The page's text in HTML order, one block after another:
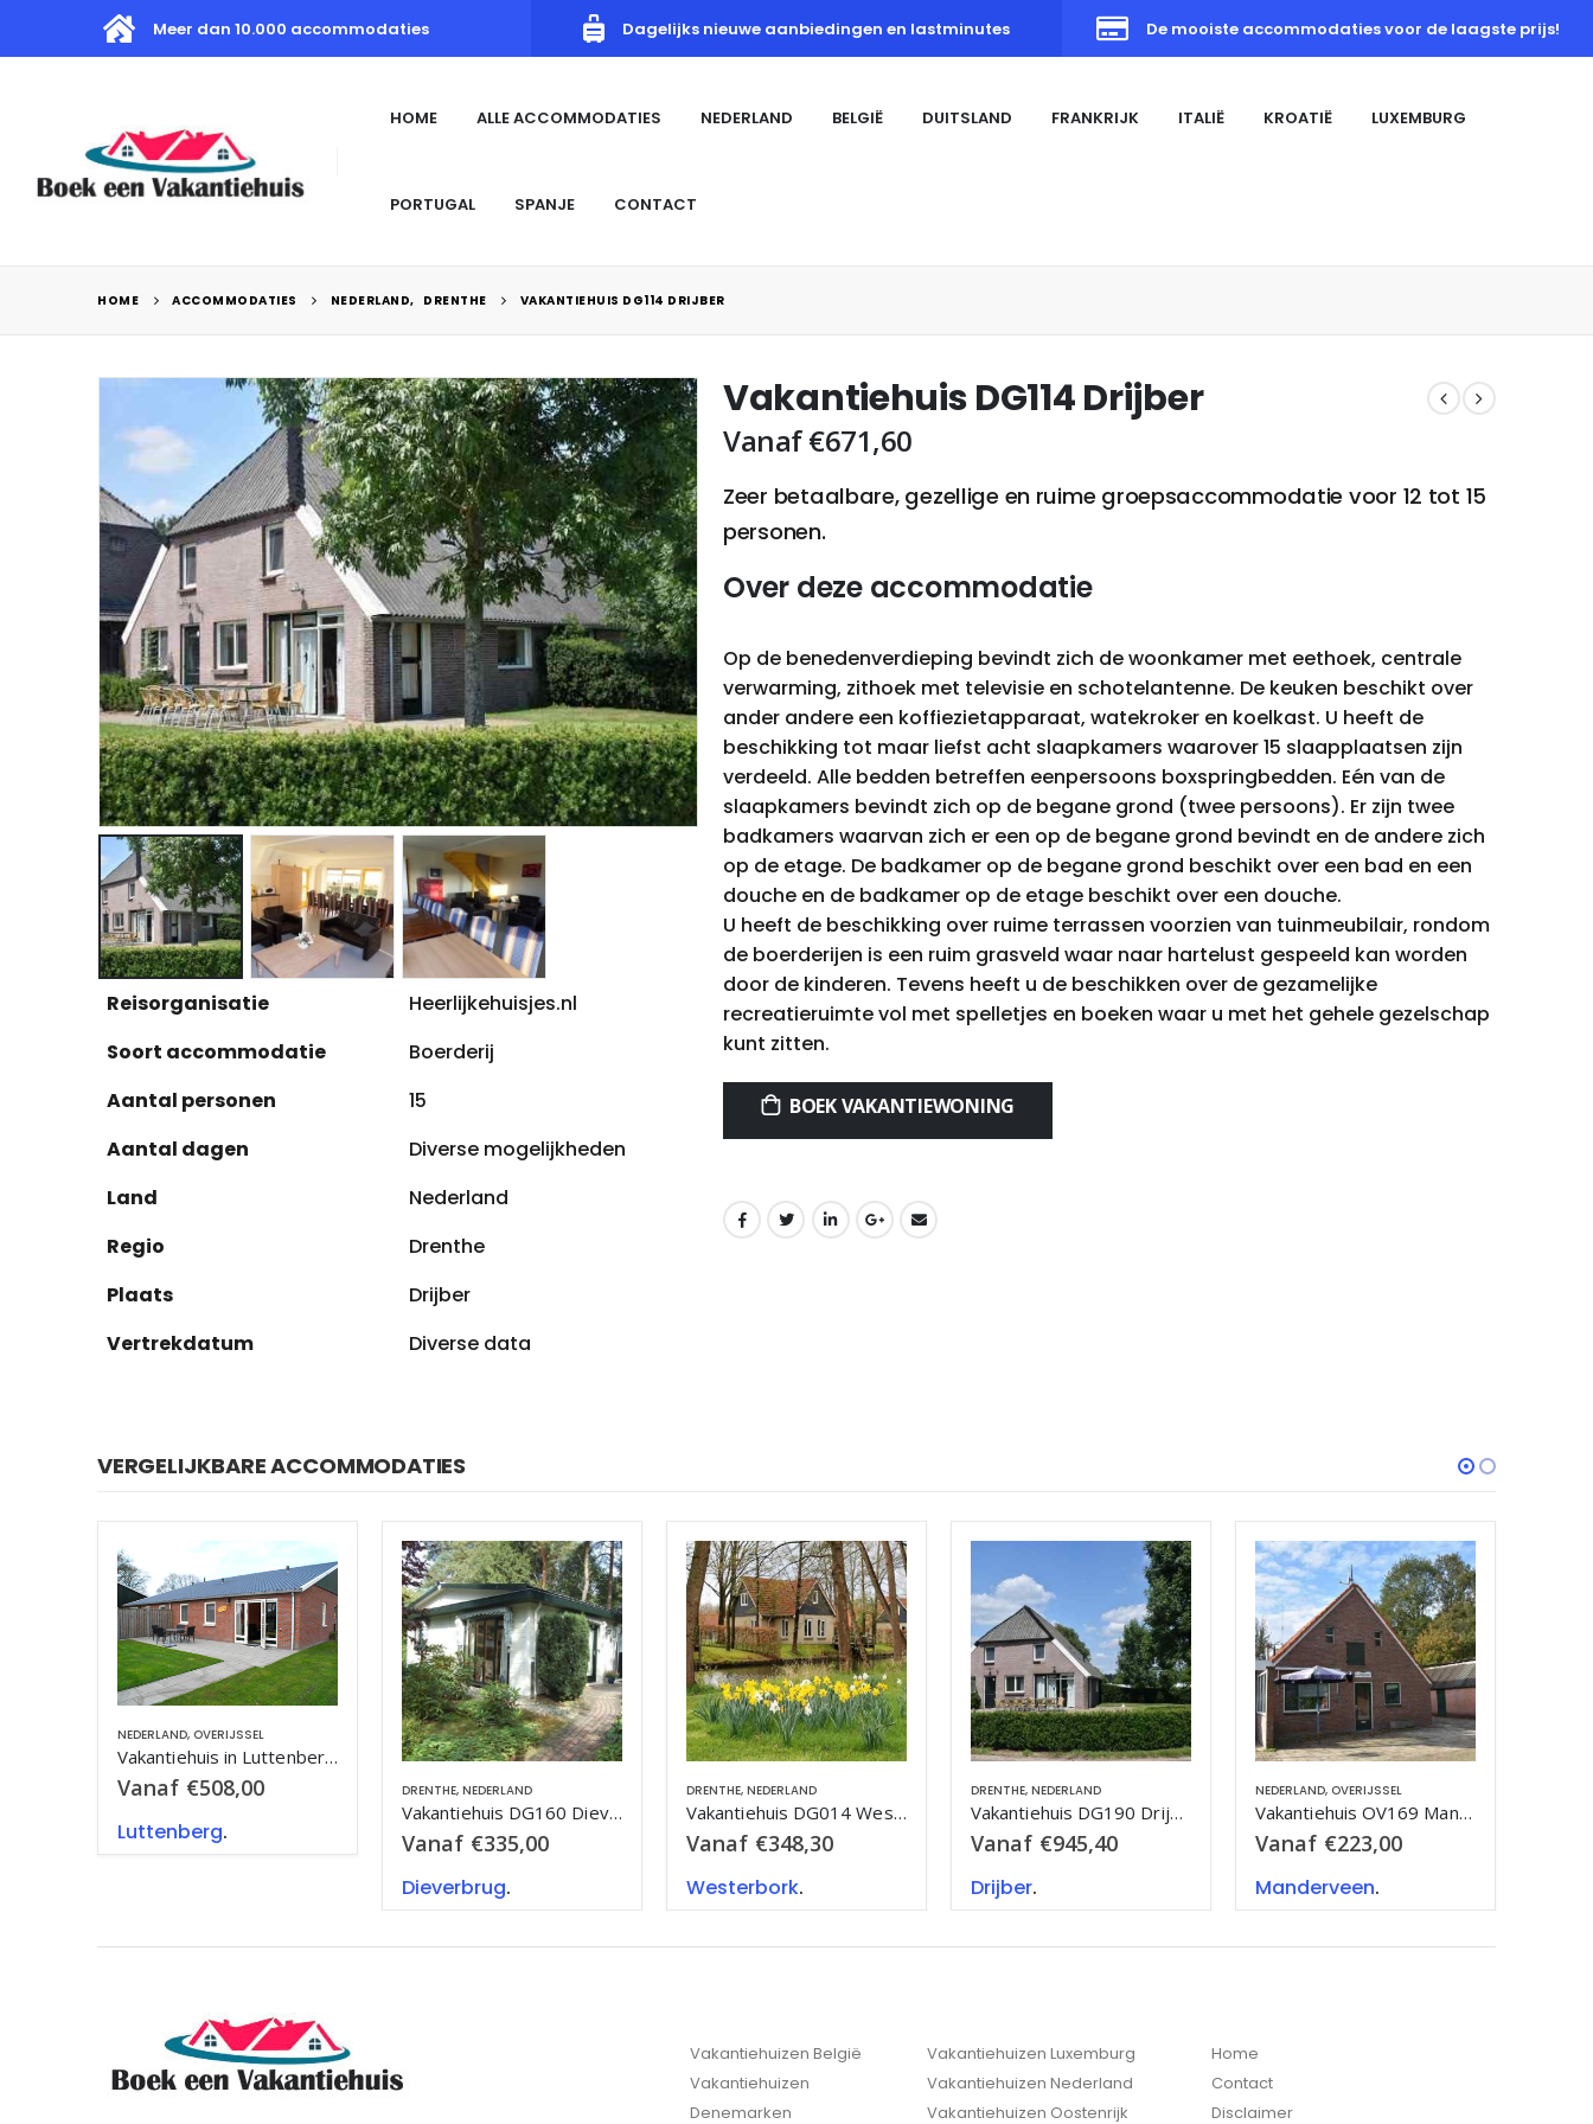
Meer dan 10.000 accommodaties Dagelijks nieuwe aanbiedingen en lastminutes De mooiste accommodaties voor de laagste prijs!
HOME ALLE ACCOMMODATIES NEDERLAND BELGIË DUITSLAND FRANKRIJK ITALIË KROATIË LUXEMBURG
PORTUGAL SPANJE CONTACT
HOME ACCOMMODATIES NEDERLAND, DRENTHE VAKANTIEHUIS DG114 DRIJBER
Reisorganisatie
Heerlijkehuisjes.nl
Soort accommodatie
Boerderij
Aantal personen
15
Aantal dagen
Diverse mogelijkheden
Land
Nederland
Regio
Drenthe
Plaats
Drijber
Vertrekdatum
Diverse data
Vakantiehuis DG114 Drijber
Vanaf€671,60
Zeer betaalbare, gezellige en ruime groepsaccommodatie voor 12 tot 15
personen.
Over deze accommodatie
Op de benedenverdieping bevindt zich de woonkamer met eethoek, centrale
verwarming, zithoek met televisie en schotelantenne. De keuken beschikt over
ander andere een koffiezietapparaat, watekroker en koelkast. U heeft de
beschikking tot maar liefst acht slaapkamers waarover 15 slaapplaatsen zijn
verdeeld. Alle bedden betreffen eenpersoons boxspringbedden. Eén van de
slaapkamers bevindt zich op de begane grond (twee persoons). Er zijn twee
badkamers waarvan zich er een op de begane grond bevindt en de andere zich
op de etage. De badkamer op de begane grond beschikt over een bad en een
douche en de badkamer op de etage beschikt over een douche.
U heeft de beschikking over ruime terrassen voorzien van tuinmeubilair, rondom
de boerderijen is een ruim grasveld waar naar hartelust gespeeld kan worden
door de kinderen. Tevens heeft u de beschikken over de gezamelijke
recreatieruimte vol met spelletjes en boeken waar u met het gehele gezelschap
kunt zitten.
BOEK VAKANTIEWONING
VERGELIJKBARE ACCOMMODATIES
DRENTHE, NEDERLAND
Vanaf€335,00
DRENTHE, NEDERLAND
Vakantiehuis DG014 Westerbork
Vanaf €348,30
Westerbork
DRENTHE, NEDERLAND
Vakantiehuis DG190 Drijber
Vanaf €945,40
Drijber.
NEDERLAND,OVERIJSSEL
Vakantiehuis OV169 Manderveen
Vanaf €223,00
Manderveen
DRENTHE,NEDERLAND
Vakantiehuis DG005 Drijber
Vanaf €241,00
Drijber.
Vakantiehuizen België
Vakantiehuizen
Denemarken
Vakantiehuizen Luxemburg
Vakantiehuizen Nederland
Vakantiehuizen Oostenrijk
Home
Contact
Disclaimer